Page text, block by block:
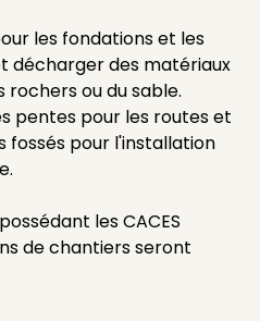
les fondations et les
décharger des matériaux
rochers ou du sable.
pentes pour les routes et
fossés pour l'installation
les CACES
de chantiers seront